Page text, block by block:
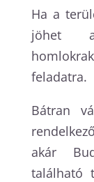
Ha a
jöhet a
feladatra.
Bátran
akár
található